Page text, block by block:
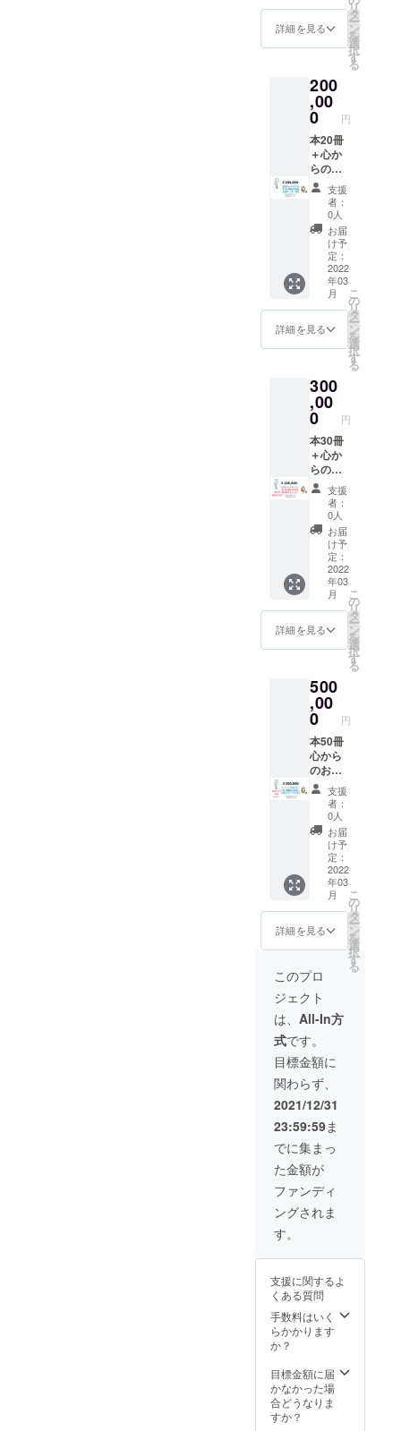
Badufle
英
語
Majesk
y 日本
語
Ryo
Akamat
su ＊
ご希望
でCD
ジャ
ケット
裏にサ
インを
入れま
す。そ
の際
は、開
CDが届
きます♪
2）オン
で世界
クイズ
大会を
して、
メール
送信で
その時
間にご
回答戴
き→答
え、正
解者
数、を
メール
で返信
し→発
もって
当選に
ただく
プロセ
スで
す。 上
記を信
頼して
くださ
る方々
へ宜し
くお願
い申し
上げま
す。 ＊
抽選会
日時に
ご参加
けない
方はご
なりま
すの
で、ど
うかご
了承く
ださい
ませ。
Let's
Enjoy!
Thank
you so
much♪
パッ
ケージ
になら
れたあ
と、ど
なたか
へ等、
ご自由
になさ
れてく
ださい
ませ。
Thank
you so
much♪
すが、
ツアー
ナーが
リター
ンで
す。 *セ
ミナー
日時
は、複
数から
選べま
す。
Thank
you
very
much♪
ご参加
いただ
けま
す。 ＋
かなえ
るエ
ティ
ケッ
ト 美
しいあ
なた
に 愛
ある世
界に♪
CD2枚
組 2時
間20分
定価
¥5,500-
】5つ。
販売元
は弊社
です。
Ⅰ 綺
で
ラッ
キーに
生きる
Ⅱ 国
際儀礼
（プロ
トコー
ル）＆
社交術
とは Ⅲ
美しく
毅然と
した振
る舞い
方・歩
き方
レッス
ン Ⅳ ス
マート
術・
デート
術・公
共の美
観 Ⅴ
品位を
保ち
人生を
美しく
音楽♪
語学♪社
交学♪
Kaoru
Sugisa
ki & フ
ランス
語
Benoit
Badufle
英
語
Eric
Majesk
y 日本
語
Ryo
Akamat
su + 姫
COURT
Winマグ
カップ
５つ フ
ランス
語 j’ai
de la
chance
! 私は運
win ! 私
つ！
Beauty
wins. ♪
美は勝
利する♪
のグッ
ドラッ
クグッ
ズに ど
専門職
の方
は、お
問い合
お待ち
申し上
げてお
りま
す。 心
より感
謝申し
上げま
す♪
Terrass
e du
café le
soir
画の豪
華額
装、
ACP高
級複製
画で
す。
〈新開
発変色
防止加
工〉に
よる
ACP絵
画は末
永くご
鑑賞に
なれま
すよう
に、表
面に特
による
加工が
なさ
れ、さ
らに紫
外線に
よる変
色防止
UV加工
を施さ
れてお
り、原
画のも
つ色彩
質感が
そのま
まに再
現され
た画期
的な複
す。】
重厚で
光って
いま
す。か
なり
どっし
り重い
です。
以前
に、日
本で購
入いた
しまし
たが一
切飾ら
ず箱に
入れて
置いて
ありま
す。新
品同様
です。
私は絵
画を、
いくつ
か飾っ
ており
ます
が、み
な暖色
系で
す。
『夜の
カフェ
テラ
ス』は
大好き
際フラ
カフェ
テラス
現地に
も幾度
も行
ランダ
のゴッ
ホ美術
館にも
詳細を見る
リ
タ
ー
ン
を
選
択
す
る
200
,00
0 円
本20冊
＋心か
らのお
礼メー
ル ＋国
際教育
メール
配信
Thank
you so
much/
＋本に
【正義
SILVER
スポン
サー】
お名前
を記
載。 も
しく
は、お
名前の
み記載
させて
いただ
きま
す。 士
業の方
は、ご
職業、
事務所
名も掲
載可で
す。 企
業の
方、ご
の方
は、お
問い合
わせを
お待ち
申し上
げてお
りま
す。 御
受講者
が何名
でも、
【正義
リー
ダー 講
演 90
分〜120
分】 ＊
国際儀
礼、社
交学、
英会
話、海
外旅行
リー
ダー、
本人訴
訟の要
素を組
み込
み、
「人と
して美
しく国
際舞台
で正々
堂々と
輝く
講演で
地にて
させて
いただ
きま
す。場
ジメ
は、事
前に応
相談を
支援
者：
0人
お届
け予
定：
2022
年03
月
詳細を見る
こ
の
リ
タ
ー
ン
を
選
択
す
る
300
,00
0 円
本30冊
＋心か
らのお
礼メー
ル ＋国
際教育
メール
配信 ＋
本に
【正義
GOLD
スポン
サー】
として
お名前
を記
しく
は、お
名前の
み記載
させて
いただ
きま
す。 士
業の方
は、ご
職業、
事務所
名も掲
載可で
す。 企
業の
方、ご
専門職
の方
は、お
問い合
わせを
お待ち
申し上
げてお
りま
す。 ＊
画像に
はツ
アーと
書かれ
ていま
すが、
ツアー
で話す
内容が
本プロ
ジェク
スのリ
です。
弊社
webに
て、ク
ライア
方、感
謝のお
手紙等
をご覧
支援
者：
0人
お届
け予
定：
2022
年03
月
詳細を見る
こ
の
リ
タ
ー
ン
を
選
択
す
る
500
,00
0 円
本50冊
心から
のお礼
メール
国際教
育メー
ル配信
本に
【正義
PLATIN
UM ス
ポン
サー】
として
お名前
を記
載。 も
しくは
お名前
のみ記
載させ
ていた
だきま
す。 士
業の方
は、ご
職業、
事務所
名を掲
載可で
す。 企
業の
方、ご
専門職
問い合
お待ち
申し上
げてお
りま
す。 +
交学
リー
ダーセ
ミ
支援
者：
0人
お届
け予
定：
2022
年03
月
詳細を見る
こ
の
リ
タ
ー
ン
を
選
択
す
る
このプロ
ジェクト
は、 All-In方
式です。
目標金額に
関わらず、
2021/12/31
23:59:59ま
でに集まっ
た金額が
ファンディ
ングされま
す。
支援に関するよ
くある質問
手数料はいく
らかかります
か？
目標金額に届
かなかった場
合どうなりま
すか？